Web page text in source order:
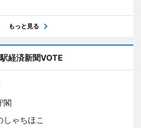
もっと見る
経済新聞VOTE
閣
しゃちほこ